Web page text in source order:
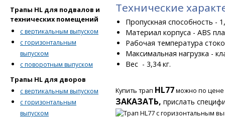
Технические
Пропускная способность -
Материал корпуса - АВS
Рабочая температура
Максимальная нагрузка -
Вес - 3,34 кг.
Купить трап HL77можно по цене
ЗАКАЗАТЬ, прислать
Трапы HL для подвалов и
технических помещений
с вертикальным выпуском
с горизонтальным
выпуском
с поворотным выпуском
Трапы HL для дворов
с вертикальным выпуском
с горизонтальным
выпуском